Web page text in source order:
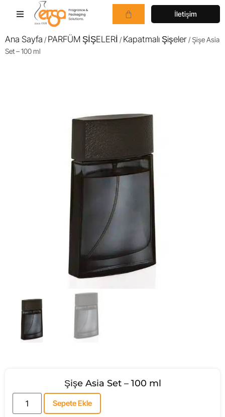
İletişim
Ana Sayfa /PARFÜM ŞİŞELERİ /Kapatmalı Şişeler/ Şişe Asia
Set – 100 ml
Şişe Asia Set – 100 ml
Sepete Ekle